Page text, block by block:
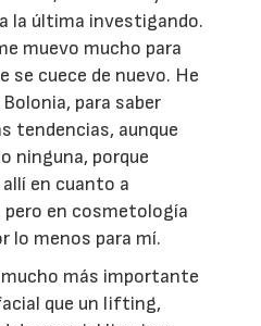
la última investigando.
muevo mucho para
se cuece de nuevo. He
para saber
tendencias, aunque
ninguna, porque
en cuanto a
en cosmetología
lo menos para mí.
mucho más importante
que un lifting,